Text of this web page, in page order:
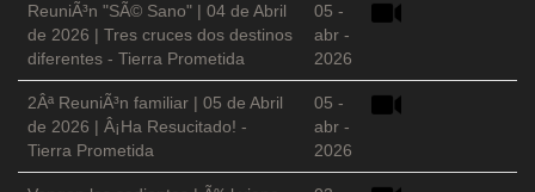
ReuniÃ³n "SÃ© Sano" | 04 de Abril
de 2026 | Tres cruces dos destinos
diferentes - Tierra Prometida
05 -
abr -
2026
2Âª ReuniÃ³n familiar | 05 de Abril
de 2026 | Â¡Ha Resucitado! -
Tierra Prometida
05 -
abr -
2026